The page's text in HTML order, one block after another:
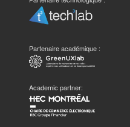
Partenaire académique :
Academic partner: